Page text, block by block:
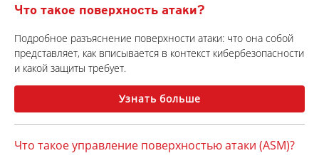
Что такое поверхность атаки?
Подробное разъяснение поверхности атаки: что она собой
представляет, как вписывается в контекст кибербезопасности
и какой защиты требует.
Узнать больше
Что такое управление поверхностью атаки (ASM)?